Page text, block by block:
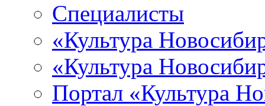
Специалисты
«Культура
«Культура
Портал «Культура